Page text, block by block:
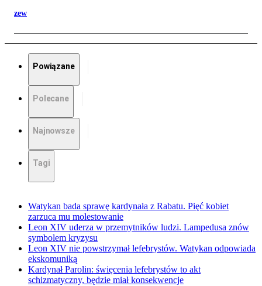
zew
Powiązane
Polecane
Najnowsze
Tagi
Watykan bada sprawę kardynała z Rabatu. Pięć kobiet
zarzuca mu molestowanie
Leon XIV uderza w przemytników ludzi. Lampedusa znów
symbolem kryzysu
Leon XIV nie powstrzymał lefebrystów. Watykan odpowiada
ekskomuniką
Kardynał Parolin: święcenia lefebrystów to akt
schizmatyczny, będzie miał konsekwencje